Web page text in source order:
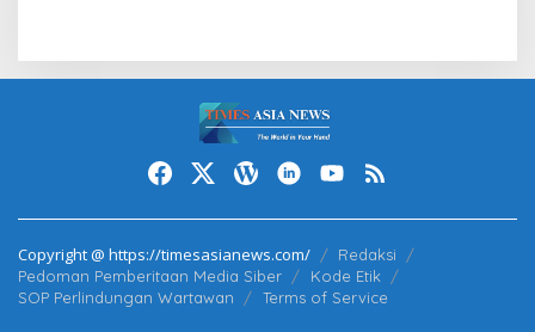
Copyright @ https://timesasianews.com/
Redaksi
Pedoman Pemberitaan Media Siber
Kode Etik
SOP Perlindungan Wartawan
Terms of Service